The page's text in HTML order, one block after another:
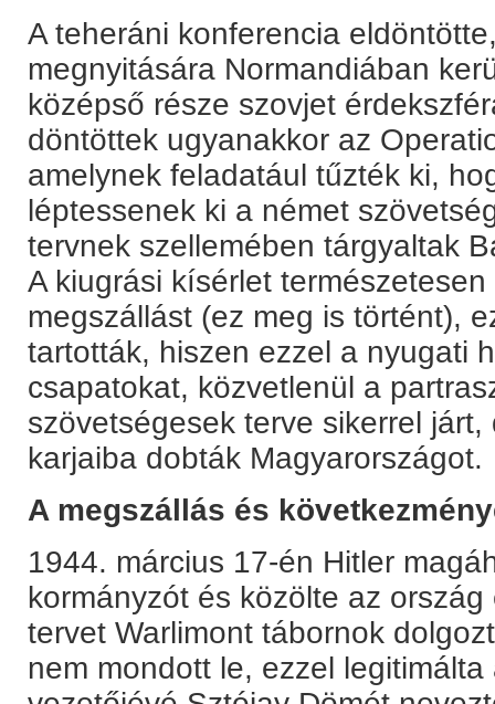
A teheráni konferencia
megnyitására Normandiában
középső része szovjet
döntöttek ugyanakkor az
amelynek feladatául tűzték ki,
léptessenek ki a német
tervnek szellemében tárgyaltak
A kiugrási kísérlet
megszállást (ez meg is történt),
tartották, hiszen ezzel a nyugati
csapatokat, közvetlenül a
szövetségesek terve sikerrel
karjaiba dobták Magyarországot.
A megszállás és
1944. március 17-én Hitler
kormányzót és közölte az
tervet Warlimont tábornok
nem mondott le, ezzel